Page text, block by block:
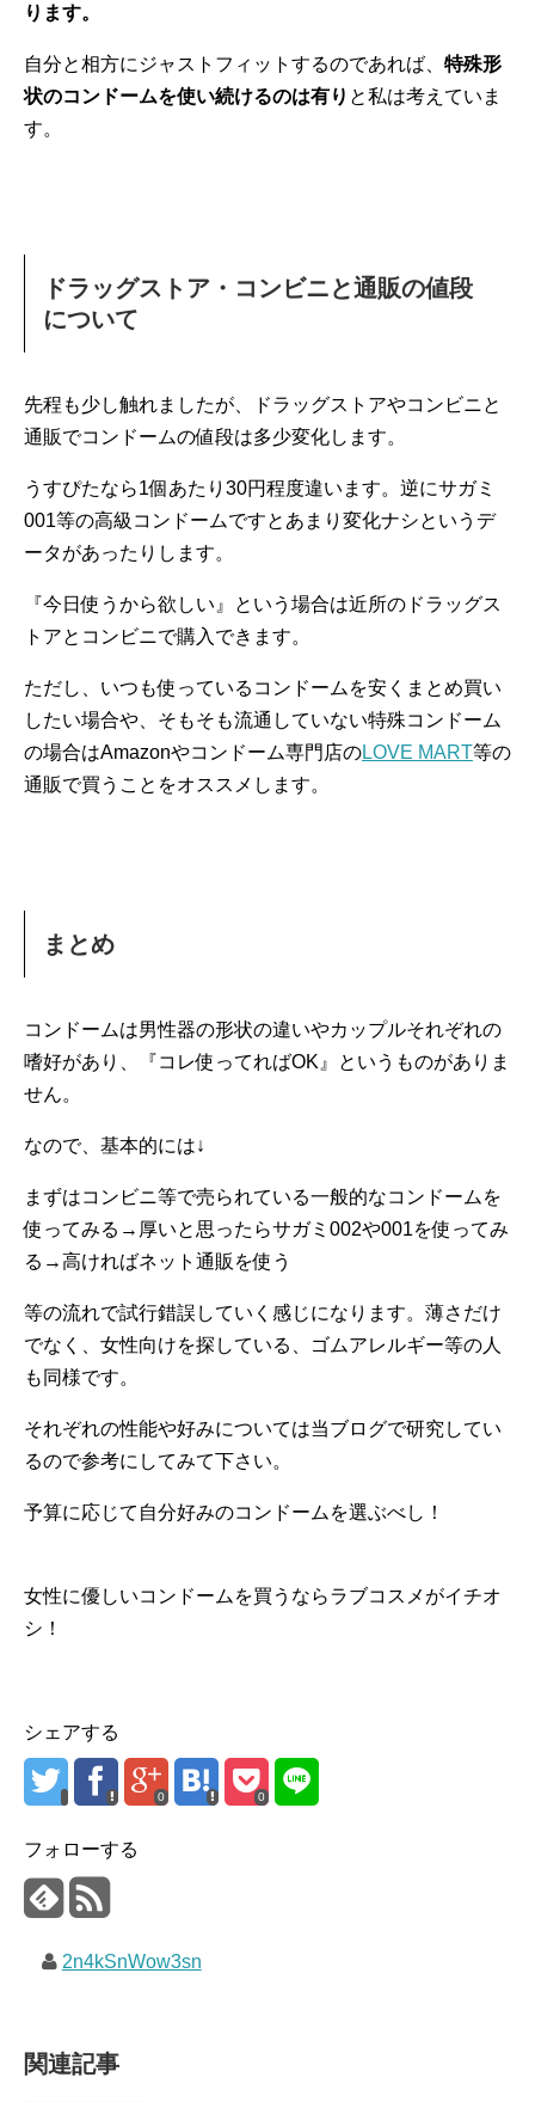
ります。
自分と相方にジャストフィットするのであれば、 特殊形
状のコンドームを使い続けるのは有り と私は考えていま
す。
ドラッグストア・コンビニと通販の値段
について
先程も少し触れましたが、ドラッグストアやコンビニと
通販でコンドームの値段は多少変化します。
うすぴたなら1個あたり30円程度違います。逆にサガミ
001等の高級コンドームですとあまり変化ナシというデ
ータがあったりします。
『今日使うから欲しい』という場合は近所のドラッグス
トアとコンビニで購入できます。
ただし、いつも使っているコンドームを安くまとめ買い
したい場合や、そもそも流通していない特殊コンドーム
の場合はAmazonやコンドーム専門店のLOVE MART等の
通販で買うことをオススメします。
まとめ
コンドームは男性器の形状の違いやカップルそれぞれの
嗜好があり、『コレ使ってればOK』というものがありま
せん。
なので、基本的には↓
まずはコンビニ等で売られている一般的なコンドームを
使ってみる→厚いと思ったらサガミ002や001を使ってみ
る→高ければネット通販を使う
等の流れで試行錯誤していく感じになります。薄さだけ
でなく、女性向けを探している、ゴムアレルギー等の人
も同様です。
それぞれの性能や好みについては当ブログで研究してい
るので参考にしてみて下さい。
予算に応じて自分好みのコンドームを選ぶべし！
女性に優しいコンドームを買うならラブコスメがイチオ
シ！
シェアする
0 0
フォローする
2n4kSnWow3sn
関連記事